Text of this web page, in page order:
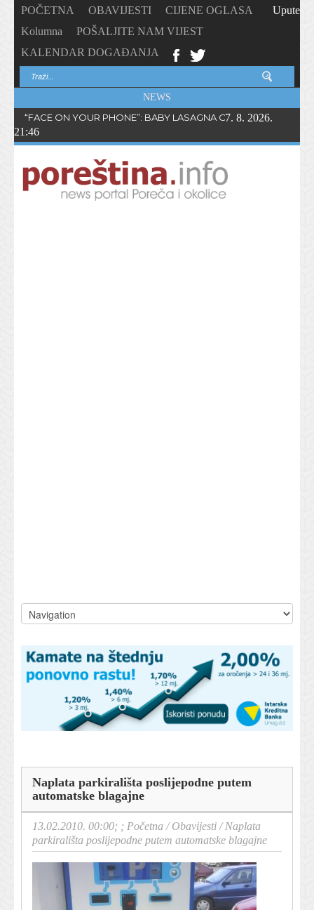
POČETNA OBAVIJESTI
CIJENE OGLASA
Kolumna
POŠALJITE NAM VIJEST
KALENDAR DOGAĐANJA
Upute
NEWS
“FACE ON YOUR PHONE”: BABY LASAGNA OBJAVIO NOVI
7. 8. 2026.
21:46
Naplata parkirališta poslijepodne putem
automatske blagajne
13.02.2010. 00:00; ; Početna /Obavijesti /Naplata
parkirališta poslijepodne putem automatske blagajne